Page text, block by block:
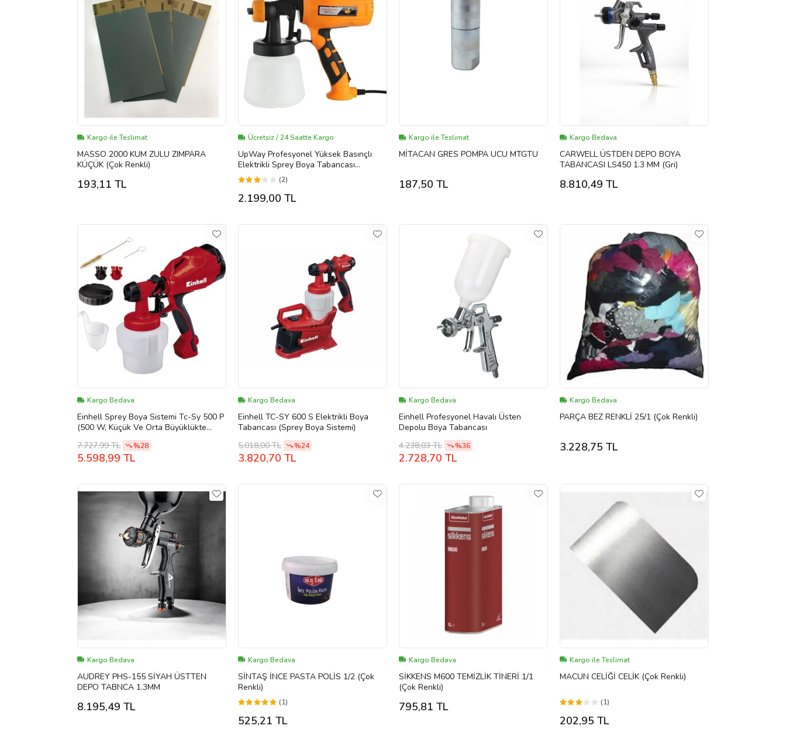
Kargo ile Teslimat
MASSO 2000 KUM ZULU ZIMPARA
KÜÇÜK (Çok Renkli)
193,11 TL
Ücretsiz / 24 Saatte Kargo
UpWay Profesyonel Yüksek Basınçlı
Elektrikli Sprey Boya Tabancası
Dezenfeksiyon ilaçlama Makinesi
(2)
2.199,00 TL
Kargo ile Teslimat
MİTACAN GRES POMPA UCU MTGTU
187,50 TL
Kargo Bedava
CARWELL ÜSTDEN DEPO BOYA
TABANCASI LS450 1.3 MM (Gri)
8.810,49 TL
Kargo Bedava
Einhell Sprey Boya Sistemi Tc-Sy 500 P
(500 W, Küçük Ve Orta Büyüklükte
Yüzeyler Için, Vernik Ve Lak (Çok Renkli)
7.727,99 TL %28
5.598,99 TL
Kargo Bedava
Einhell TC-SY 600 S Elektrikli Boya
Tabancası (Sprey Boya Sistemi)
5.018,00 TL
%24
3.820,70 TL
Kargo Bedava
Einhell Profesyonel Havalı Üsten
Depolu Boya Tabancası
4.238,03 TL
%36
2.728,70 TL
Kargo Bedava
PARÇA BEZ RENKLİ 25/1 (Çok Renkli)
3.228,75 TL
Kargo Bedava
AUDREY PHS-155 SİYAH ÜSTTEN
DEPO TABNCA 1.3MM
8.195,49 TL
Kargo Bedava
SİNTAŞ İNCE PASTA POLİS 1/2 (Çok
Renkli)
(1)
525,21 TL
Kargo Bedava
SİKKENS M600 TEMİZLİK TİNERİ 1/1
(Çok Renkli)
795,81 TL
Kargo ile Teslimat
MACUN CELİĞİ CELİK (Çok Renkli)
(1)
202,95 TL